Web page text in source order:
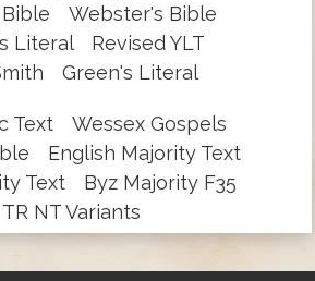
Webster's Bible
Literal
Revised YLT
Green's Literal
Text
Wessex Gospels
English Majority Text
Text
Byz Majority F35
TR NT Variants